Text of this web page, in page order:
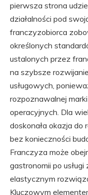
pierwsza strona
działalności pod
franczyzobiorca
określonych
ustalonych przez
na szybsze
usługowych,
rozpoznawalnej
operacyjnych. Dla
doskonała okazja do
bez konieczności
Franczyza może
gastronomii po
elastycznym
Kluczowym